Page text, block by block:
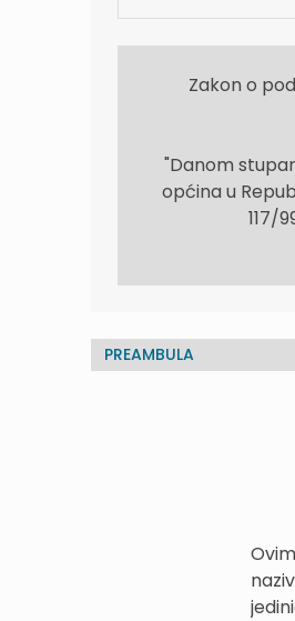
Zakon o
"Danom
općina u
117/
PREAMBULA